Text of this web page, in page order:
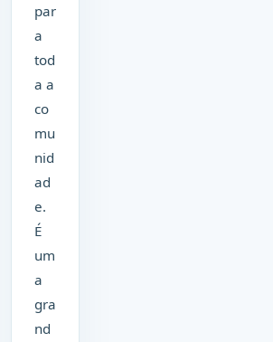
par
a
tod
a a
co
mu
nid
ad
e.
É
um
a
gra
nd